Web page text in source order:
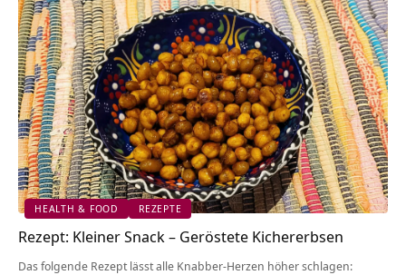
HEALTH & FOOD REZEPTE
Rezept: Kleiner Snack – Geröstete Kichererbsen
Das folgende Rezept lässt alle Knabber-Herzen höher schlagen: